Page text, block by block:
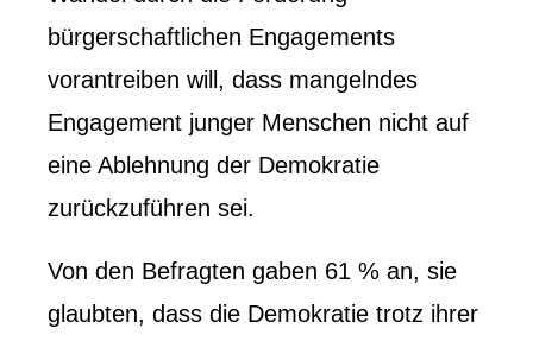
bürgerschaftlichen Engagements
vorantreiben will, dass mangelndes
Engagement junger Menschen nicht auf
eine Ablehnung der Demokratie
zurückzuführen sei.
Von den Befragten gaben 61 % an, sie
glaubten, dass die Demokratie trotz ihrer